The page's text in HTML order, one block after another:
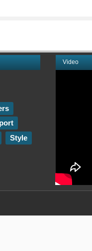
Video
Style